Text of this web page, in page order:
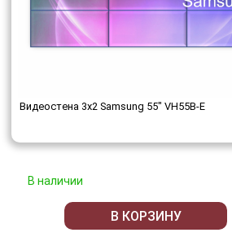
Видеостена 3x2 Samsung 55" VH55B-E
В наличии
В КОРЗИНУ